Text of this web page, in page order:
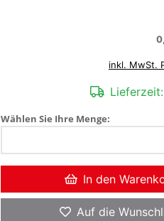
inkl. MwSt.
Lieferzeit:
Wählen Sie Ihre Menge:
In den
Auf die